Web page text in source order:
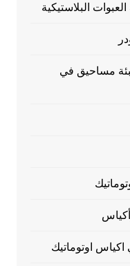
البلاستيكية
مساحيق في
اوتوماتيك